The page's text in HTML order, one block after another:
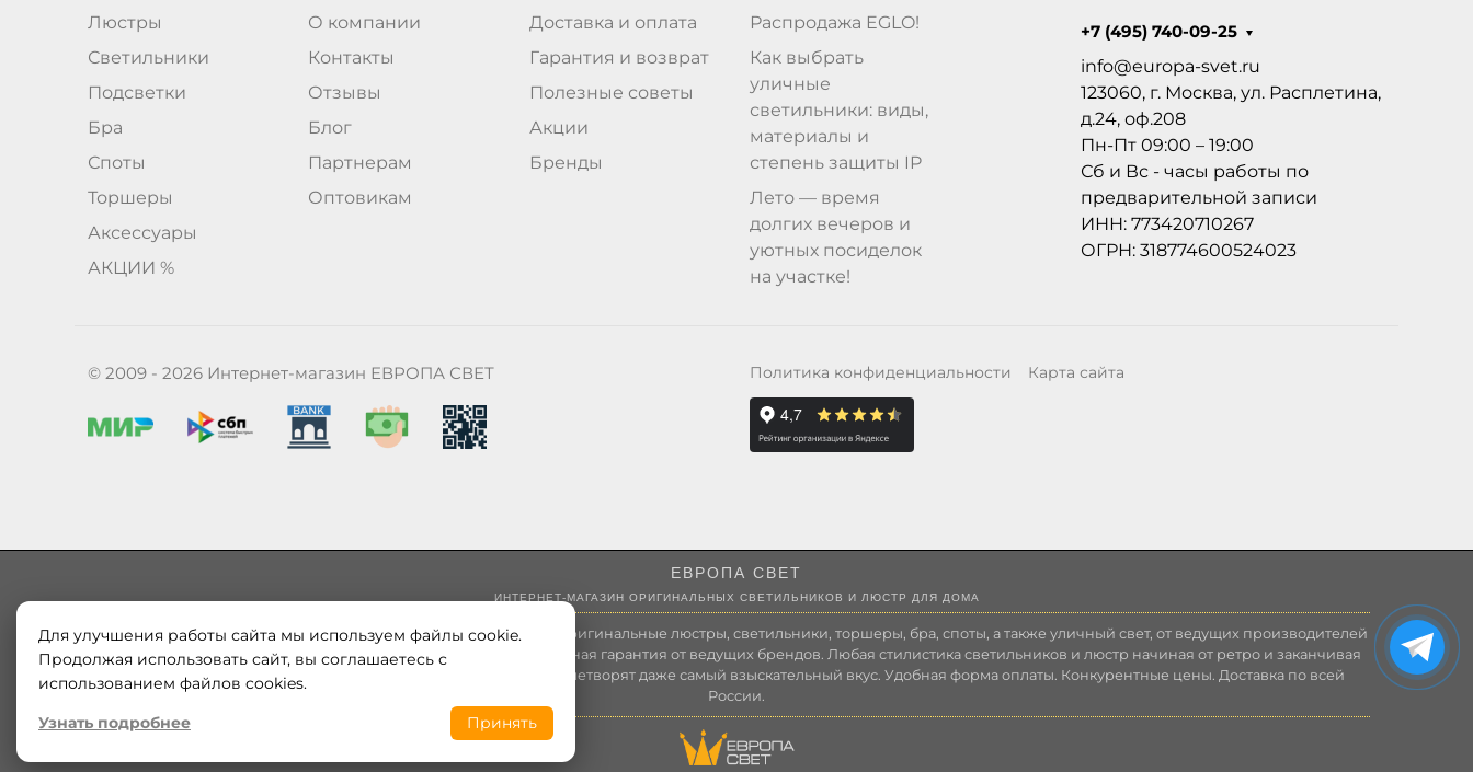
Люстры
Светильники
Подсветки
Бра
Споты
Торшеры
Аксессуары
АКЦИИ %
О компании
Контакты
Отзывы
Блог
Партнерам
Оптовикам
Доставка и оплата
Гарантия и возврат
Полезные советы
Акции
Бренды
Распродажа EGLO!
Как выбрать
уличные
светильники: виды,
материалы и
степень защиты IP
Лето — время
долгих вечеров и
уютных посиделок
на участке!
+7 (495) 740-09-25
info@europa-svet.ru
123060, г. Москва, ул. Расплетина,
д.24, оф.208
Пн-Пт 09:00 – 19:00
Сб и Вс - часы работы по
предварительной записи
ИНН: 773420710267
ОГРН: 318774600524023
© 2009 - 2026 Интернет-магазин ЕВРОПА СВЕТ Политика конфиденциальности Карта сайта
ЕВРОПА СВЕТ
ИНТЕРНЕТ-МАГАЗИН ОРИГИНАЛЬНЫХ СВЕТИЛЬНИКОВ И ЛЮСТР ДЛЯ ДОМА
Наш магазин «ЕВРОПА СВЕТ» поставляет и продает в России оригинальные люстры, светильники, торшеры, бра, споты, а также уличный свет, от ведущих производителей
Европы и России. Только оригинальная продукция. Полноценная гарантия от ведущих брендов. Любая стилистика светильников и люстр начиная от ретро и заканчивая
модерн от интернет-магазина europa-svet.ru позволит удовлетворят даже самый взыскательный вкус. Удобная форма оплаты. Конкурентные цены. Доставка по всей
России.
Для улучшения работы сайта мы используем файлы cookie.
Продолжая использовать сайт, вы соглашаетесь с
использованием файлов cookies.
Узнать подробнее
Принять